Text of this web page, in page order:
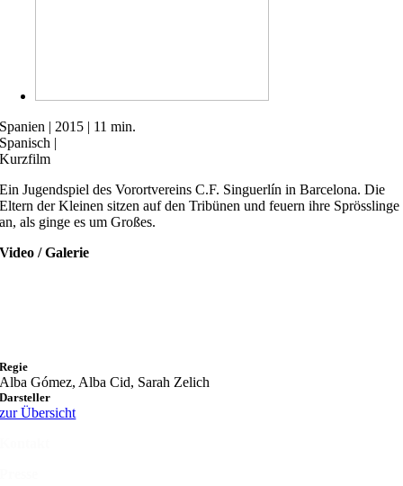
Spanien | 2015 | 11 min.
Spanisch |
Kurzfilm
Ein Jugendspiel des Vorortvereins C.F. Singuerlín in Barcelona. Die
Eltern der Kleinen sitzen auf den Tribünen und feuern ihre Sprösslinge
an, als ginge es um Großes.
Video / Galerie
Regie
Alba Gómez, Alba Cid, Sarah Zelich
Darsteller
zur Übersicht